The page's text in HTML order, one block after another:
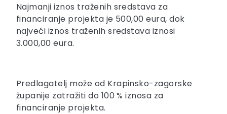
Najmanji iznos traženih sredstava za
financiranje projekta je 500,00 eura, dok
najveći iznos traženih sredstava iznosi
3.000,00 eura.
Predlagatelj može od Krapinsko-zagorske
županije zatražiti do 100 % iznosa za
financiranje projekta.